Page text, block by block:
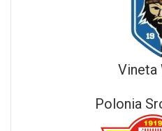
Vineta
Polonia